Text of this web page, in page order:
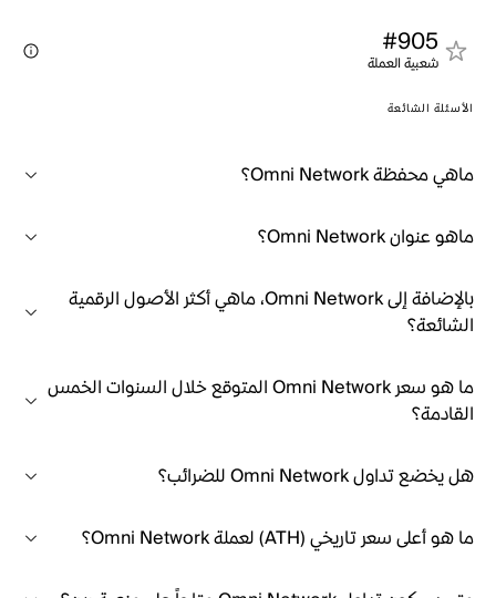
#905
شعبية العملة
الأسئلة الشائعة
ماهي محفظة Omni Network؟
ماهو عنوان Omni Network؟
بالإضافة إلى Omni Network، ماهي أكثر الأصول الرقمية
الشائعة؟
ما هو سعر Omni Network المتوقع خلال السنوات الخمس
القادمة؟
هل يخضع تداول Omni Network للضرائب؟
ما هو أعلى سعر تاريخي (ATH) لعملة Omni Network؟